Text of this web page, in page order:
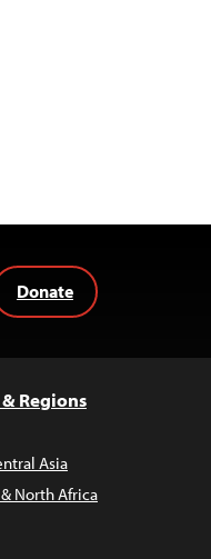
Donate
Regions
Asia
North Africa